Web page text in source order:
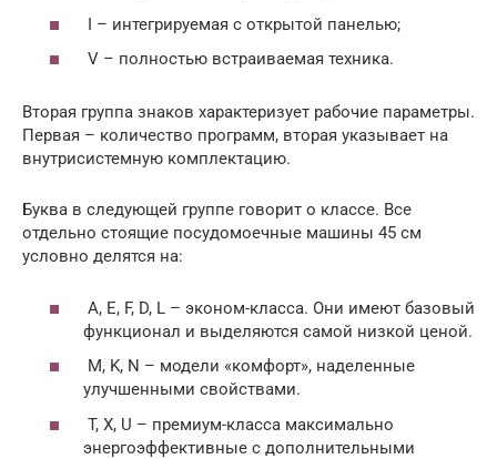
I – интегрируемая с открытой панелью;
V – полностью встраиваемая техника.
Вторая группа знаков характеризует рабочие параметры.
Первая – количество программ, вторая указывает на
внутрисистемную комплектацию.
Буква в следующей группе говорит о классе. Все
отдельно стоящие посудомоечные машины 45 см
условно делятся на:
A, E, F, D, L – эконом-класса. Они имеют базовый
функционал и выделяются самой низкой ценой.
M, K, N – модели «комфорт», наделенные
улучшенными свойствами.
T, X, U – премиум-класса максимально
энергоэффективные с дополнительными